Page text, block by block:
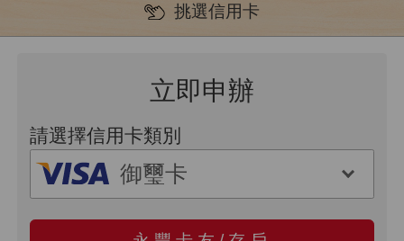
挑選信用卡
立即申辦
請選擇信用卡類別